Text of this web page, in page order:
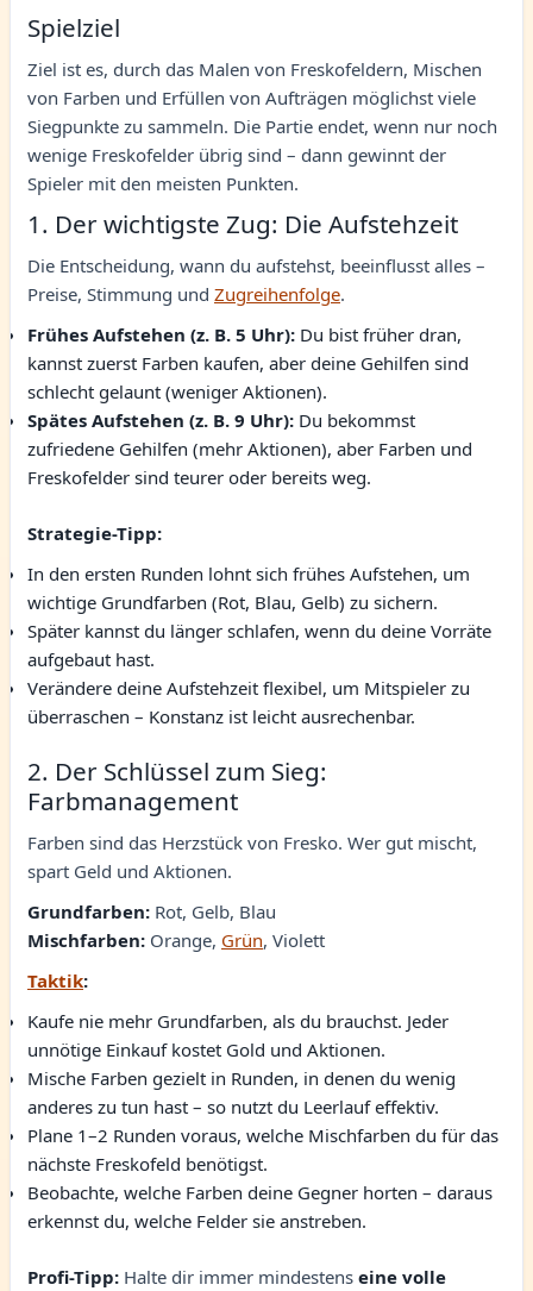
Spielziel
Ziel ist es, durch das Malen von Freskofeldern, Mischen
von Farben und Erfüllen von Aufträgen möglichst viele
Siegpunkte zu sammeln. Die Partie endet, wenn nur noch
wenige Freskofelder übrig sind – dann gewinnt der
Spieler mit den meisten Punkten.
1. Der wichtigste Zug: Die Aufstehzeit
Die Entscheidung, wann du aufstehst, beeinflusst alles –
Preise, Stimmung und Zugreihenfolge.
Frühes Aufstehen (z. B. 5 Uhr): Du bist früher dran,
kannst zuerst Farben kaufen, aber deine Gehilfen sind
schlecht gelaunt (weniger Aktionen).
Spätes Aufstehen (z. B. 9 Uhr): Du bekommst
zufriedene Gehilfen (mehr Aktionen), aber Farben und
Freskofelder sind teurer oder bereits weg.
Strategie-Tipp:
In den ersten Runden lohnt sich frühes Aufstehen, um
wichtige Grundfarben (Rot, Blau, Gelb) zu sichern.
Später kannst du länger schlafen, wenn du deine Vorräte
aufgebaut hast.
Verändere deine Aufstehzeit flexibel, um Mitspieler zu
überraschen – Konstanz ist leicht ausrechenbar.
2. Der Schlüssel zum Sieg:
Farbmanagement
Farben sind das Herzstück von Fresko. Wer gut mischt,
spart Geld und Aktionen.
Grundfarben: Rot, Gelb, Blau
Mischfarben: Orange, Grün, Violett
Taktik:
Kaufe nie mehr Grundfarben, als du brauchst. Jeder
unnötige Einkauf kostet Gold und Aktionen.
Mische Farben gezielt in Runden, in denen du wenig
anderes zu tun hast – so nutzt du Leerlauf effektiv.
Plane 1–2 Runden voraus, welche Mischfarben du für das
nächste Freskofeld benötigst.
Beobachte, welche Farben deine Gegner horten – daraus
erkennst du, welche Felder sie anstreben.
Profi-Tipp: Halte dir immer mindestens eine volle